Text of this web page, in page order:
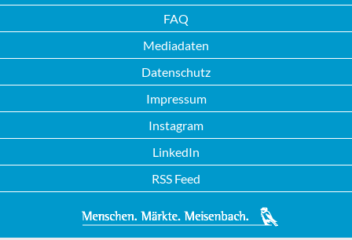
FAQ
Mediadaten
Datenschutz
Impressum
Instagram
LinkedIn
RSS Feed